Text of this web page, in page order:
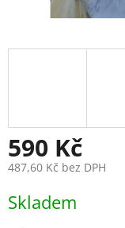
590 Kč
487,60 Kč bez DPH
cena:
Skladem